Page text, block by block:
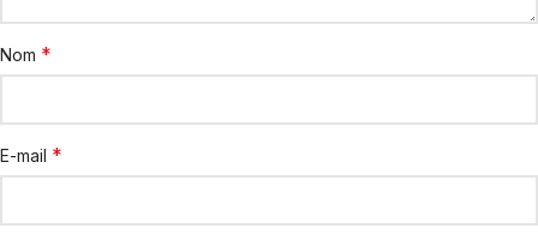
Nom *
E-mail *